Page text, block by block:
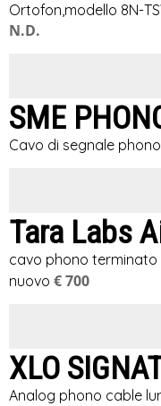
Ortofon,modello 8N-
N.D.
SME
Cavo di segnale
Tara Labs
cavo phono terminato
nuovo € 700
XLO
Analog phono cable